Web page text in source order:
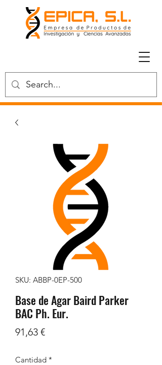
SKU: ABBP-0EP-500
Base de Agar Baird Parker
BAC Ph. Eur.
91,63 €Precio
Cantidad *